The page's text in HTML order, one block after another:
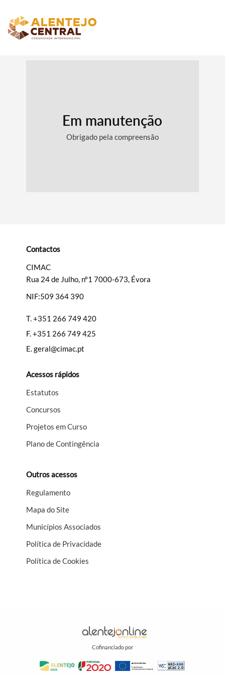
Termo de Pesquisa
Categorias gerais
Filtros
Em manutenção
Obrigado pela compreensão
Contactos
CIMAC
Rua 24 de Julho, nº1 7000-673, Évora
NIF:509 364 390
T.+351 266 749 420
F.+351 266 749 425
E.geral@cimac.pt
Acessos rápidos
Estatutos
Concursos
Projetos em Curso
Plano de Contingência
Outros acessos
Regulamento
Mapa do Site
Municípios Associados
Política de Privacidade
Política de Cookies
Cofinanciado por